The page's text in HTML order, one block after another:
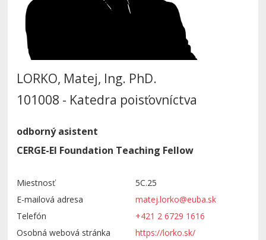
LORKO, Matej, Ing. PhD.
101008 - Katedra poisťovníctva
odborný asistent
CERGE-EI Foundation Teaching Fellow
Miestnosť
5C.25
E-mailová adresa
matej.lorko@euba.sk
Telefón
+421 2 6729 1616
Osobná webová stránka
https://lorko.sk/